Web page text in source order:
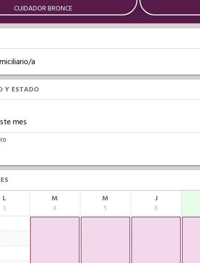
CUIDADOR BRONCE
a
Y ESTADO
mes
L
3
M
4
M
5
J
6